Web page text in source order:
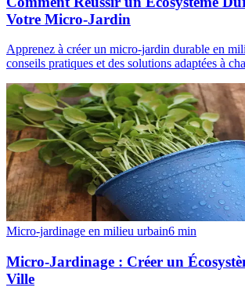
Votre Micro-Jardin
Apprenez à créer un micro-jardin durable en
conseils pratiques et des solutions adaptées à
Micro-jardinage en milieu urbain6 min
Micro-Jardinage : Créer un
Ville